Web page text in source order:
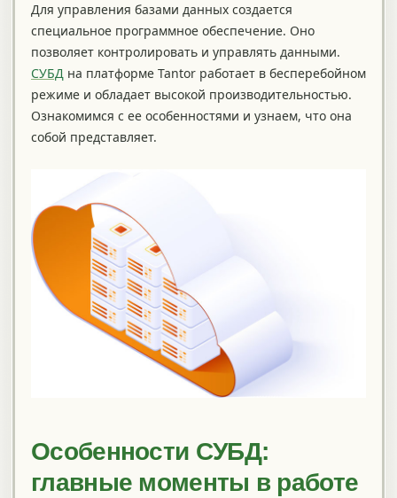
Для управления базами данных создается
специальное программное обеспечение. Оно
позволяет контролировать и управлять данными.
СУБД на платформе Tantor работает в бесперебойном
режиме и обладает высокой производительностью.
Ознакомимся с ее особенностями и узнаем, что она
собой представляет.
Особенности СУБД:
главные моменты в работе